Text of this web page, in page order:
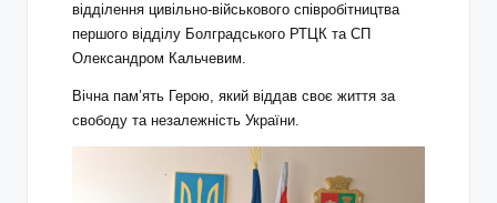
відділення цивільно-військового співробітництва
першого відділу Болградського РТЦК та СП
Олександром Кальчевим.
Вічна пам’ять Герою, який віддав своє життя за
свободу та незалежність України.